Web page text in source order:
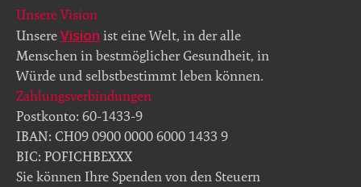
Unsere Vision
Unsere Vision ist eine Welt, in der alle
Menschen in bestmöglicher Gesundheit, in
Würde und selbstbestimmt leben können.
Zahlungsverbindungen
Postkonto: 60-1433-9
IBAN: CH09 0900 0000 6000 1433 9
BIC: POFICHBEXXX
Sie können Ihre Spenden von den Steuern